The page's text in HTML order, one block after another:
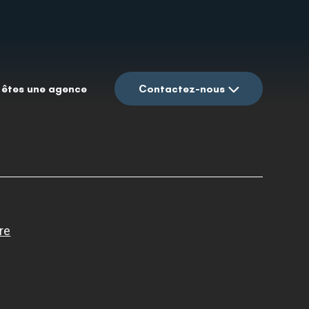
une agence Contactez-nous